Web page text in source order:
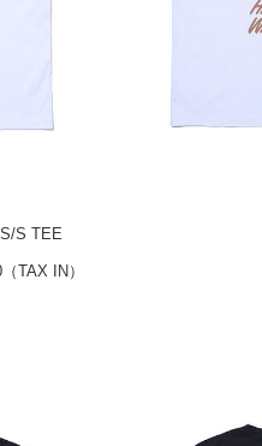
S TEE
TAX IN）